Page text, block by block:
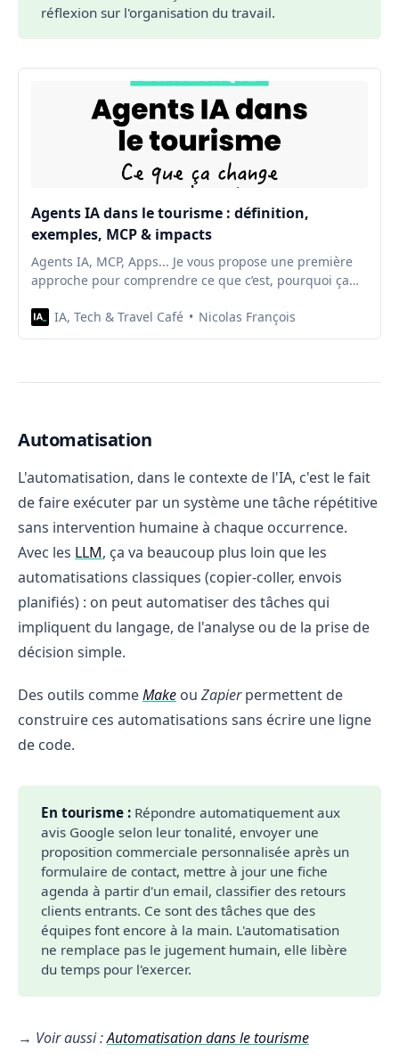
réflexion sur l'organisation du travail.
Agents IA dans le tourisme : définition,
exemples, MCP & impacts
Agents IA, MCP, Apps... Je vous propose une première
approche pour comprendre ce que c’est, pourquoi ça
pour le tourisme
IA, Tech & Travel Café Nicolas François
Automatisation
L'automatisation, dans le contexte de l'IA, c'est le fait
de faire exécuter par un système une tâche répétitive
sans intervention humaine à chaque occurrence.
Avec les LLM, ça va beaucoup plus loin que les
automatisations classiques (copier-coller, envois
planifiés) : on peut automatiser des tâches qui
impliquent du langage, de l'analyse ou de la prise de
décision simple.
Des outils commeMake ou Zapierpermettent de
construire ces automatisations sans écrire une ligne
de code.
En tourisme :Répondre automatiquement aux
avis Google selon leur tonalité, envoyer une
proposition commerciale personnalisée après un
formulaire de contact, mettre à jour une fiche
agenda à partir d'un email, classifier des retours
clients entrants. Ce sont des tâches que des
équipes font encore à la main. L'automatisation
ne remplace pas le jugement humain, elle libère
du temps pour l'exercer.
→ Voir aussi :Automatisation dans le tourisme